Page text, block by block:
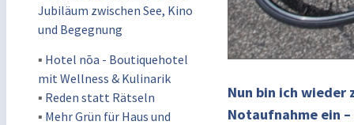
Jubiläum zwischen See, Kino
und Begegnung
▪ Hotel nōa - Boutiquehotel
mit Wellness & Kulinarik
▪ Reden statt Rätseln
▪ Mehr Grün für Haus und
Nun bin ich wieder
Notaufnahme ein